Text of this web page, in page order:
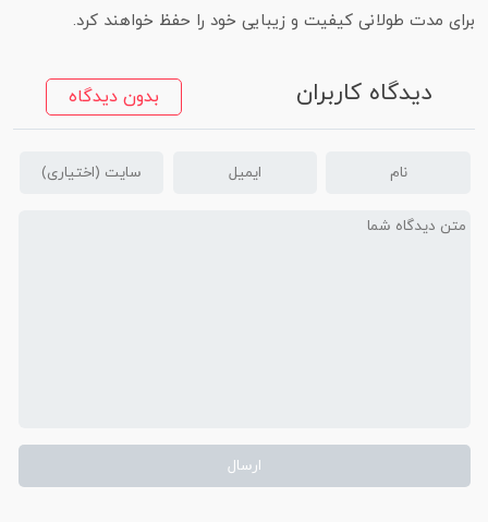
برای مدت طولانی کیفیت و زیبایی خود را حفظ خواهند کرد.
دیدگاه کاربران بدون دیدگاه